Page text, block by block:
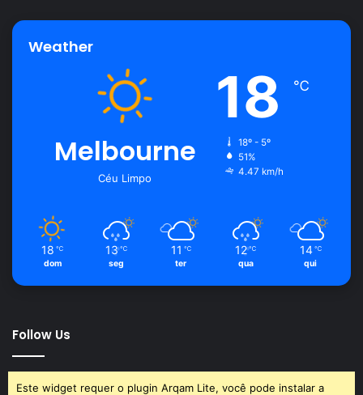
Weather
Melbourne
Céu Limpo
18 ℃
18º - 5º
51%
4.47 km/h
18 ℃
dom
13 ℃
seg
11 ℃
ter
12 ℃
qua
14 ℃
qui
Follow Us
Este widget requer o plugin Arqam Lite, você pode instalar a